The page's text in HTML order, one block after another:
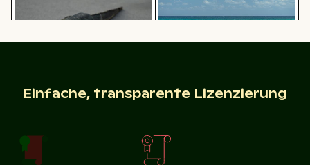
Schilf am ruhigen Seeufer bei
Dämmerung
Waran auf Gehweg mit Ruhiger Strand mit Treibholz und
Elegante Schwäne schwimmen in der Ostsee
Olympiaturm mit Blumen im
Einfache, transparente Lizenzierung